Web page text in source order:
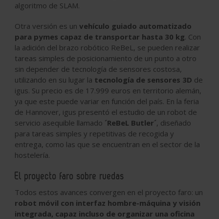
algoritmo de SLAM.
Otra versión es un vehículo guiado automatizado
para pymes capaz de transportar hasta 30 kg. Con
la adición del brazo robótico ReBeL, se pueden realizar
tareas simples de posicionamiento de un punto a otro
sin depender de tecnología de sensores costosa,
utilizando en su lugar la tecnología de sensores 3D de
igus. Su precio es de 17.999 euros en territorio alemán,
ya que este puede variar en función del país. En la feria
de Hannover, igus presentó el estudio de un robot de
servicio asequible llamado ´ReBeL Butler´, diseñado
para tareas simples y repetitivas de recogida y
entrega, como las que se encuentran en el sector de la
hostelería.
El proyecto faro sobre ruedas
Todos estos avances convergen en el proyecto faro: un
robot móvil con interfaz hombre-máquina y visión
integrada, capaz incluso de organizar una oficina